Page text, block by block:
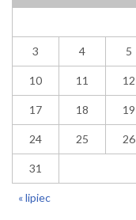
« lipiec
3 4 5
10 11 12
17 18 19
24 25 26
31